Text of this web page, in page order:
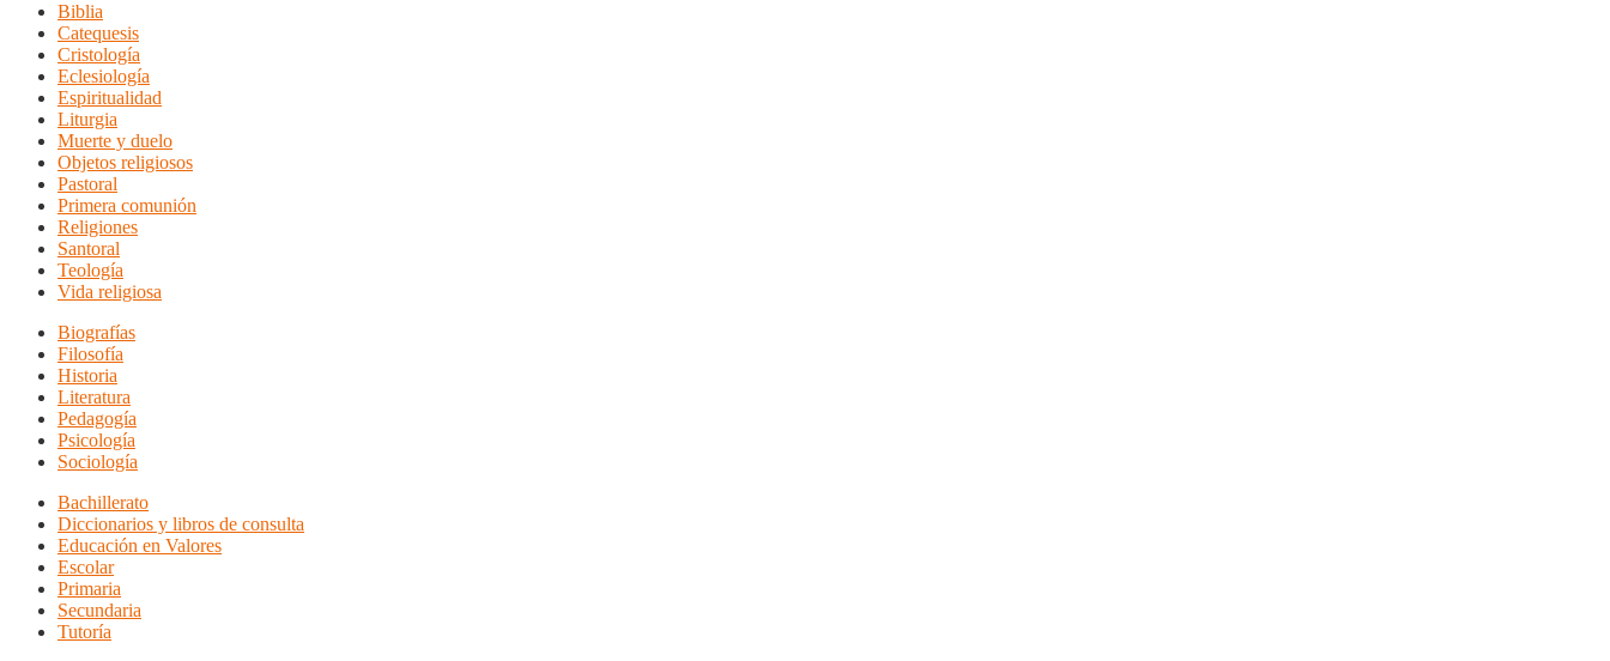
Biblia
Catequesis
Cristología
Eclesiología
Espiritualidad
Liturgia
Muerte y duelo
Objetos religiosos
Pastoral
Primera comunión
Religiones
Santoral
Teología
Vida religiosa
Biografías
Filosofía
Historia
Literatura
Pedagogía
Psicología
Sociología
Bachillerato
Diccionarios y libros de consulta
Educación en Valores
Escolar
Primaria
Secundaria
Tutoría